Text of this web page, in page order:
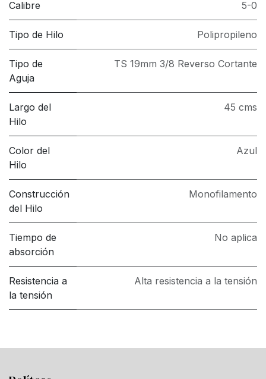
Calibre 5-0
Tipo de Hilo Polipropileno
Tipo de
Aguja
TS 19mm 3/8 Reverso Cortante
Largo del
Hilo
45 cms
Color del
Hilo
Azul
Construcción
del Hilo
Monofilamento
Tiempo de
absorción
No aplica
Resistencia a
la tensión
Alta resistencia a la tensión